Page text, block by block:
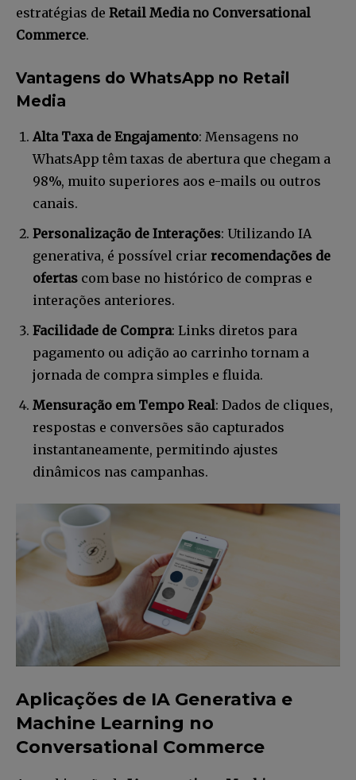
estratégias de Retail Media no Conversational
Commerce.
Vantagens do WhatsApp no Retail
Media
Alta Taxa de Engajamento: Mensagens no
WhatsApp têm taxas de abertura que chegam a
98%, muito superiores aos e-mails ou outros
canais.
Personalização de Interações: Utilizando IA
generativa, é possível criar recomendações de
ofertas com base no histórico de compras e
interações anteriores.
Facilidade de Compra: Links diretos para
pagamento ou adição ao carrinho tornam a
jornada de compra simples e fluida.
Mensuração em Tempo Real: Dados de cliques,
respostas e conversões são capturados
instantaneamente, permitindo ajustes
dinâmicos nas campanhas.
Aplicações de IA Generativa e
Machine Learning no
Conversational Commerce